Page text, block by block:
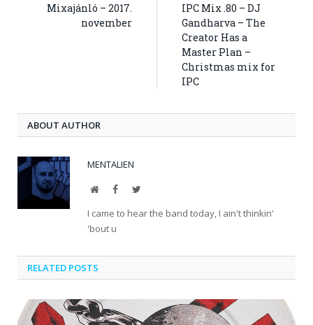
Mixajánló – 2017.
november
IPC Mix .80 – DJ
Gandharva – The
Creator Has a
Master Plan –
Christmas mix for
IPC
ABOUT AUTHOR
MENTALIEN
WebsiteFacebookTwitter
I came to hear the band today, I ain't thinkin'
'bout u
RELATED POSTS